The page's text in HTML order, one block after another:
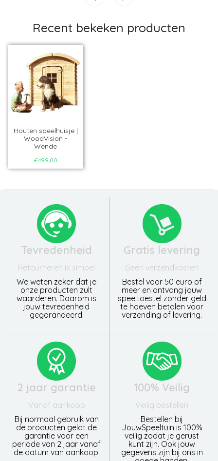
Recent bekeken producten
Houten speelhuisje |
WoodVision -
Wende
€499,00
Tevredenheid
Retourneren is simpel
We weten zeker dat je
onze producten zult
waarderen. Daarom is
jouw tevredenheid
gegarandeerd.
Gratis levering
Geen verzendkosten
Bestel voor 50 euro of
meer en ontvang jouw
speeltoestel zonder geld
te hoeven betalen voor
verzending of levering.
2 jaar garantie
Vanaf aankoop
Bij normaal gebruik van
de producten geldt de
garantie voor een
periode van 2 jaar vanaf
de datum van aankoop.
100% Veilig
Veilig bestellen
Bestellen bij
JouwSpeeltuin is 100%
veilig zodat je gerust
kunt zijn. Ook jouw
gegevens zijn bij ons in